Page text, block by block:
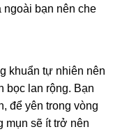
ngoài bạn nên che
khuẩn tự nhiên nên
bọc lan rộng. Bạn
để yên trong vòng
mụn sẽ ít trở nên